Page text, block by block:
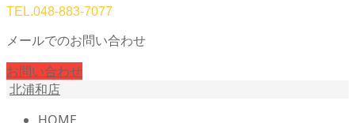
TEL.048-883-7077
メールでのお問い合わせ
お問い合わせ
北浦和店
HOME